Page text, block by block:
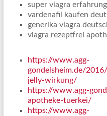
super viagra
vardenafil kaufen
generika viagra
viagra rezeptfrei
https://www.agg-
gondelsheim.de/
jelly-wirkung/
https://www.agg-
apotheke-tuerkei/
https://www.agg-